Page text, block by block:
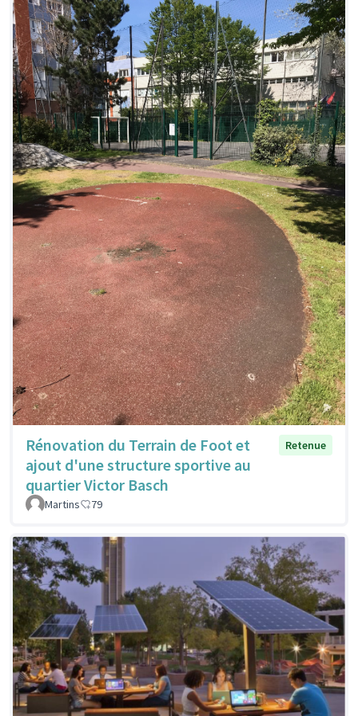
Rénovation du Terrain de Foot et
ajout d'une structure sportive au
quartier Victor Basch
Retenue
Martins 79